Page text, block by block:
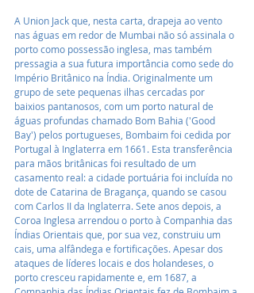
A Union Jack que, nesta carta, drapeja ao vento
nas águas em redor de Mumbai não só assinala o
porto como possessão inglesa, mas também
pressagia a sua futura importância como sede do
Império Britânico na Índia. Originalmente um
grupo de sete pequenas ilhas cercadas por
baixios pantanosos, com um porto natural de
águas profundas chamado Bom Bahia ('Good
Bay') pelos portugueses, Bombaim foi cedida por
Portugal à Inglaterra em 1661. Esta transferência
para mãos britânicas foi resultado de um
casamento real: a cidade portuária foi incluída no
dote de Catarina de Bragança, quando se casou
com Carlos II da Inglaterra. Sete anos depois, a
Coroa Inglesa arrendou o porto à Companhia das
Índias Orientais que, por sua vez, construiu um
cais, uma alfândega e fortificações. Apesar dos
ataques de líderes locais e dos holandeses, o
porto cresceu rapidamente e, em 1687, a